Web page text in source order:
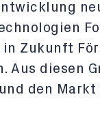
in Zukunft
Aus diesen
den Markt